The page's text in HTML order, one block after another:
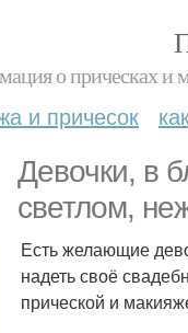
о прическах и
и причесок
Девочки, в
светлом,
Есть желающие
надеть своё
прической и